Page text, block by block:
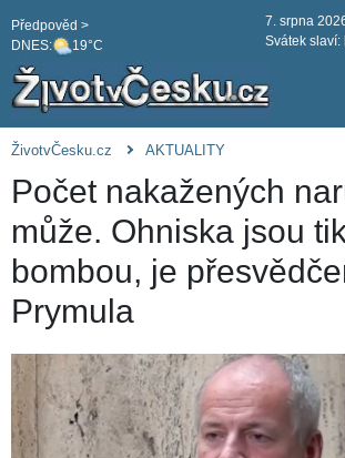
DNES: 19°C
Předpověd >
7. srpna
Svátek slaví:
ŽivotvČesku.cz AKTUALITY
Počet nakažených
může. Ohniska jsou
bombou, je
Prymula